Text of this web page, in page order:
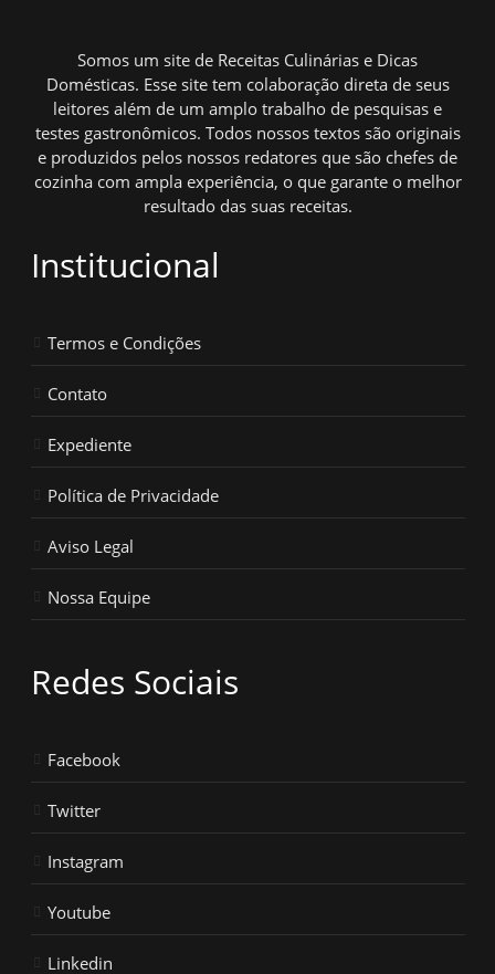
Somos um site de Receitas Culinárias e Dicas
Domésticas. Esse site tem colaboração direta de seus
leitores além de um amplo trabalho de pesquisas e
testes gastronômicos. Todos nossos textos são originais
e produzidos pelos nossos redatores que são chefes de
cozinha com ampla experiência, o que garante o melhor
resultado das suas receitas.
Institucional
Termos e Condições
Contato
Expediente
Política de Privacidade
Aviso Legal
Nossa Equipe
Redes Sociais
Facebook
Twitter
Instagram
Youtube
Linkedin